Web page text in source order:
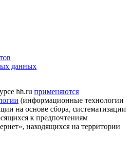
данных
hh.ru применяются
(информационные технологии
на основе сбора, систематизации
к предпочтениям
находящихся на территории